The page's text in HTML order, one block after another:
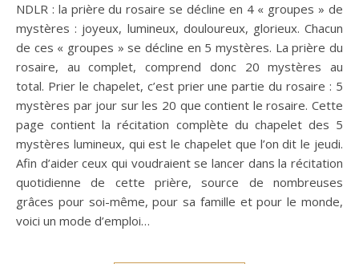
NDLR : la prière du rosaire se décline en 4 « groupes » de
mystères : joyeux, lumineux, douloureux, glorieux. Chacun
de ces « groupes » se décline en 5 mystères. La prière du
rosaire, au complet, comprend donc 20 mystères au
total. Prier le chapelet, c’est prier une partie du rosaire : 5
mystères par jour sur les 20 que contient le rosaire. Cette
page contient la récitation complète du chapelet des 5
mystères lumineux, qui est le chapelet que l’on dit le jeudi.
Afin d’aider ceux qui voudraient se lancer dans la récitation
quotidienne de cette prière, source de nombreuses
grâces pour soi-même, pour sa famille et pour le monde,
voici un mode d’emploi…